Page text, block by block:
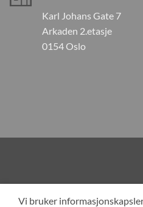
Karl Johans Gate 7
Arkaden 2.etasje
0154 Oslo
Vi bruker